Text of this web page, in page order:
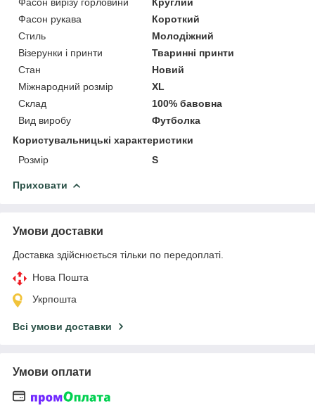
Фасон рукава
Короткий
Стиль
Молодіжний
Візерунки і принти
Тваринні принти
Стан
Новий
Міжнародний розмір
XL
Склад
100% бавовна
Вид виробу
Футболка
Користувальницькі характеристики
Розмір
S
Приховати
Умови доставки
Доставка здійснюється тільки по передоплаті.
Нова Пошта
Укрпошта
Всі умови доставки
Умови оплати